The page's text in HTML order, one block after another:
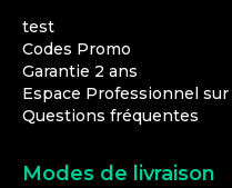
test
Codes Promo
Garantie 2 ans
Espace Professionnel sur
Questions fréquentes
Modes de livraison